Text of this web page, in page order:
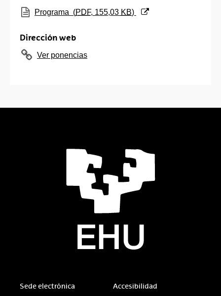
(Abre una nueva ventana)
Programa (PDF, 155,03 KB)
Dirección web
Ver ponencias
Sede electrónica Accesibilidad